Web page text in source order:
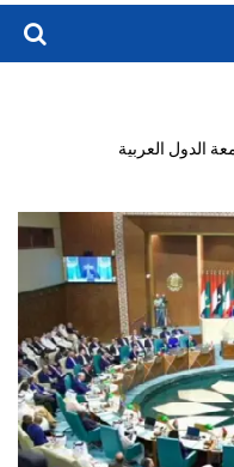
الدول العربية